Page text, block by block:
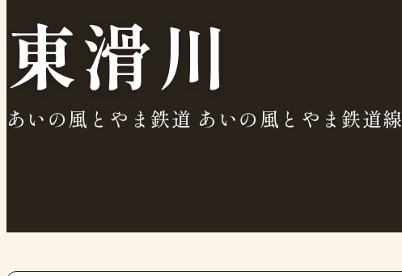
東滑川
あいの風とやま鉄道 あいの風とやま鉄道線